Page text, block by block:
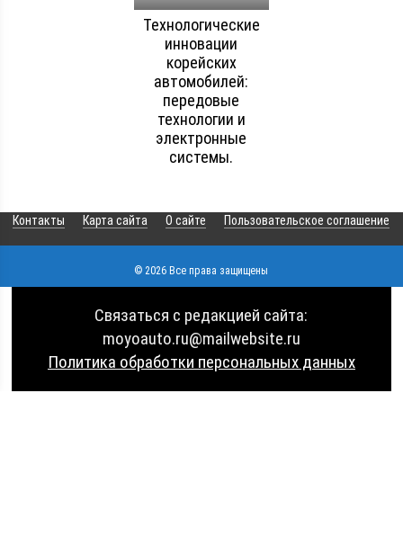
Технологические
инновации
корейских
автомобилей:
передовые
технологии и
электронные
системы.
Контакты Карта сайта О сайте Пользовательское соглашение
© 2026 Все права защищены
Связаться с редакцией сайта:
moyoauto.ru@mailwebsite.ru
Политика обработки персональных данных